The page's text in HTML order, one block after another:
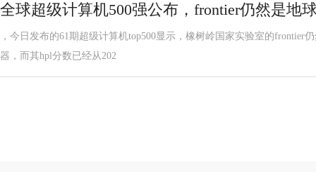
全球超级计算机500强公布，frontier仍然是地
，今日发布的61期超级计算机top500显示，橡树岭国家实验室的frontier
器，而其hpl分数已经从202